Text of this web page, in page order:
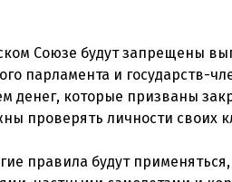
Союзе будут запрещены
парламента и государств-
денег, которые призваны
проверять личности своих
правила будут